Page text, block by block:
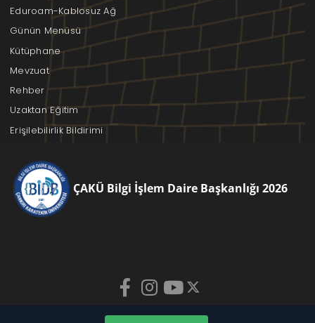
Eduroam-Kablosuz Ağ
Günün Menüsü
Kütüphane
Mevzuat
Rehber
Uzaktan Eğitim
Erişilebilirlik Bildirimi
ÇAKÜ Bilgi İşlem Daire Başkanlığı 2026